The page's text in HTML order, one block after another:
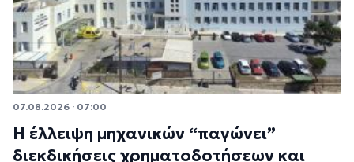
07.08.2026 · 07:00
Η έλλειψη μηχανικών “παγώνει”
διεκδικήσεις χρηματοδοτήσεων και